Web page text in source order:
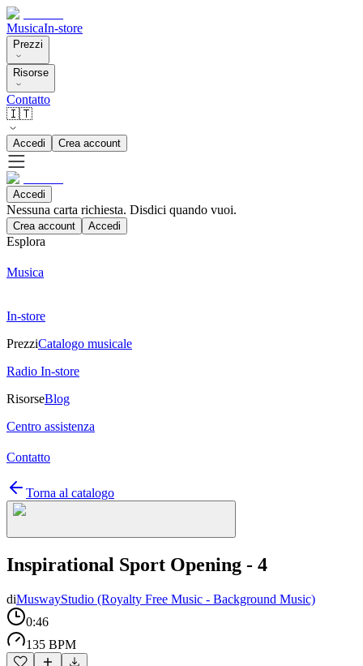
MusicaIn-store
Prezzi
Risorse
Contatto
🇮🇹
Accedi Crea account
Accedi
Nessuna carta richiesta. Disdici quando vuoi.
Crea account Accedi
Esplora
Musica
In-store
PrezziCatalogo musicale
Radio In-store
RisorseBlog
Centro assistenza
Contatto
Torna al catalogo
Inspirational Sport Opening - 4
diMuswayStudio (Royalty Free Music - Background Music)
0:46
135 BPM